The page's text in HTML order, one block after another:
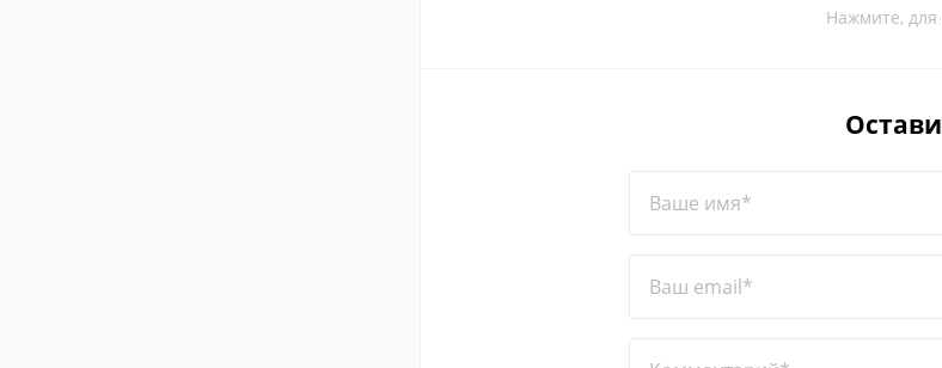
Нажмите,
Ваше имя*
Ваш email*